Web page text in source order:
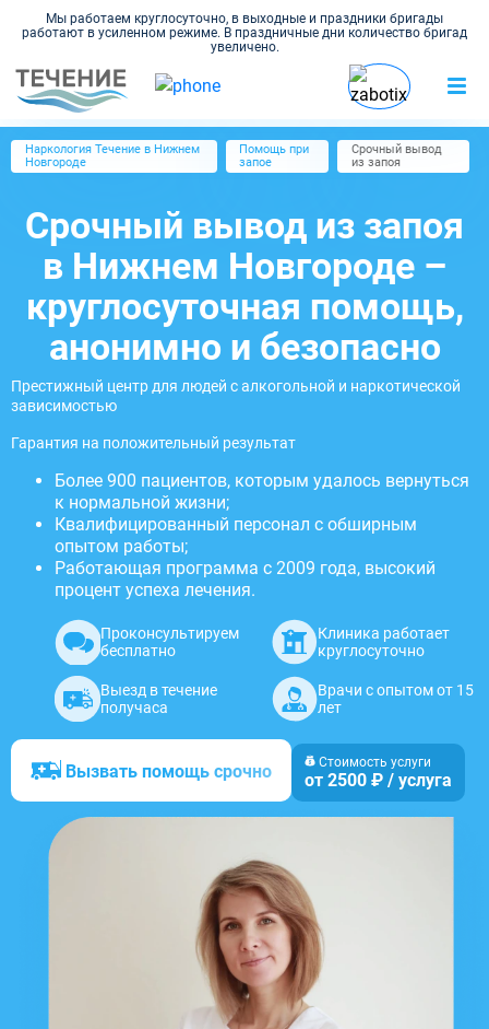
Мы работаем круглосуточно, в выходные и праздники бригады
работают в усиленном режиме. В праздничные дни количество бригад
увеличено.
Наркология Течение в Нижнем
Новгороде
Помощь при
запое
Срочный вывод
из запоя
Срочный вывод из запоя
в Нижнем Новгороде –
круглосуточная помощь,
анонимно и безопасно
Престижный центр для людей с алкогольной и наркотической
зависимостью
Гарантия на положительный результат
Более 900 пациентов, которым удалось вернуться
к нормальной жизни;
Квалифицированный персонал c обширным
опытом работы;
Работающая программа с 2009 года, высокий
процент успеха лечения.
Проконсультируем
бесплатно
Клиника работает
круглосуточно
Выезд в течение
получаса
Врачи с опытом от 15
лет
Вызвать помощь срочно Стоимость услуги
от 2500 ₽ / услуга